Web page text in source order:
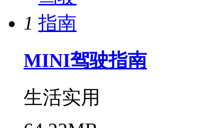
1
MINI驾驶指南
生活实用